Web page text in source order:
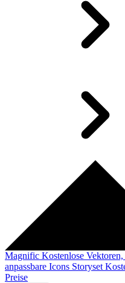
Magnific Kostenlose
anpassbare Icons Storyset
Preise